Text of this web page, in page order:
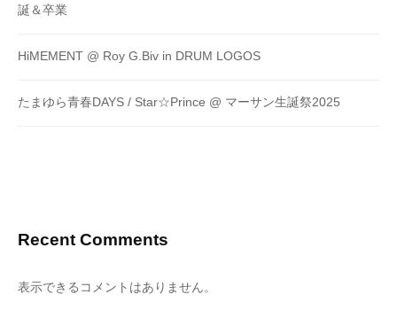
誕＆卒業
HiMEMENT @ Roy G.Biv in DRUM LOGOS
たまゆら青春DAYS / Star☆Prince @ マーサン生誕祭2025
Recent Comments
表示できるコメントはありません。